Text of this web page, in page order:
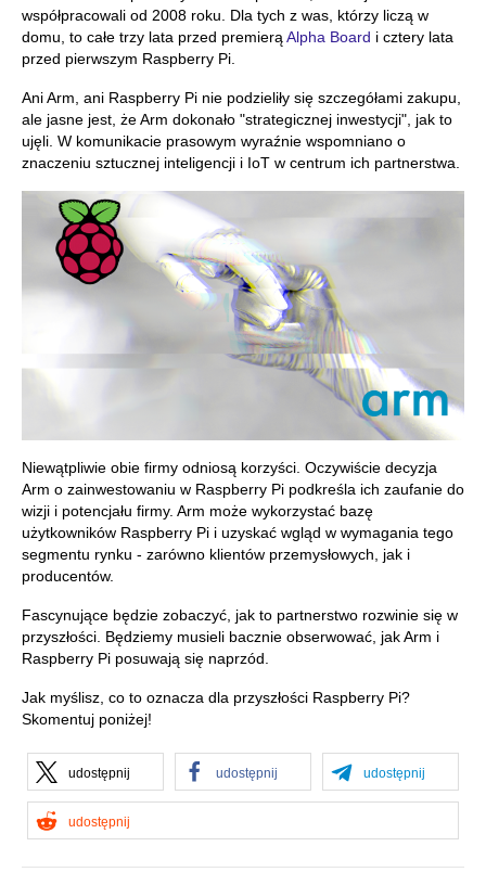
współpracowali od 2008 roku. Dla tych z was, którzy liczą w
domu, to całe trzy lata przed premierąAlpha Board i cztery lata
przed pierwszym Raspberry Pi.
Ani Arm, ani Raspberry Pi nie podzieliły się szczegółami zakupu,
ale jasne jest, że Arm dokonało "strategicznej inwestycji", jak to
ujęli. W komunikacie prasowym wyraźnie wspomniano o
znaczeniu sztucznej inteligencji i IoT w centrum ich partnerstwa.
Niewątpliwie obie firmy odniosą korzyści. Oczywiście decyzja
Arm o zainwestowaniu w Raspberry Pi podkreśla ich zaufanie do
wizji i potencjału firmy. Arm może wykorzystać bazę
użytkowników Raspberry Pi i uzyskać wgląd w wymagania tego
segmentu rynku - zarówno klientów przemysłowych, jak i
producentów.
Fascynujące będzie zobaczyć, jak to partnerstwo rozwinie się w
przyszłości. Będziemy musieli bacznie obserwować, jak Arm i
Raspberry Pi posuwają się naprzód.
Jak myślisz, co to oznacza dla przyszłości Raspberry Pi?
Skomentuj poniżej!
udostępnij udostępnij udostępnij
udostępnij